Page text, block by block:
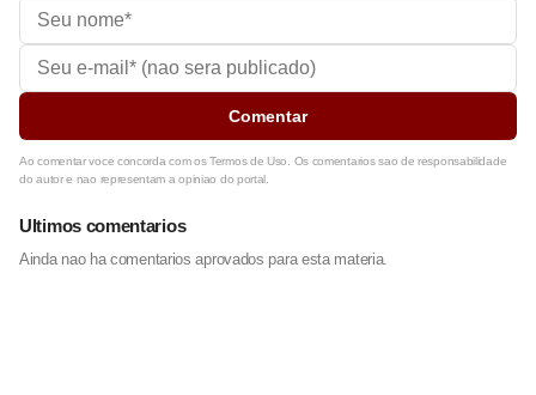
Comentar
Ao comentar voce concorda com os Termos de Uso. Os comentarios sao de responsabilidade
do autor e nao representam a opiniao do portal.
Ultimos comentarios
Ainda nao ha comentarios aprovados para esta materia.